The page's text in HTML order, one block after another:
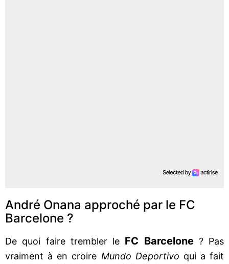
André Onana approché par le FC
Barcelone ?
De quoi faire trembler le FC Barcelone? Pas
vraiment à en croire Mundo Deportivo qui a fait